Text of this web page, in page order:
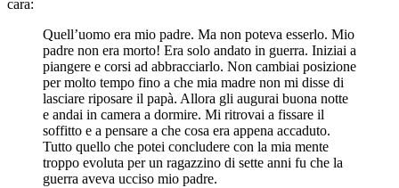
cara:
Quell’uomo era mio padre. Ma non poteva esserlo. Mio
padre non era morto! Era solo andato in guerra. Iniziai a
piangere e corsi ad abbracciarlo. Non cambiai posizione
per molto tempo fino a che mia madre non mi disse di
lasciare riposare il papà. Allora gli augurai buona notte
e andai in camera a dormire. Mi ritrovai a fissare il
soffitto e a pensare a che cosa era appena accaduto.
Tutto quello che potei concludere con la mia mente
troppo evoluta per un ragazzino di sette anni fu che la
guerra aveva ucciso mio padre.